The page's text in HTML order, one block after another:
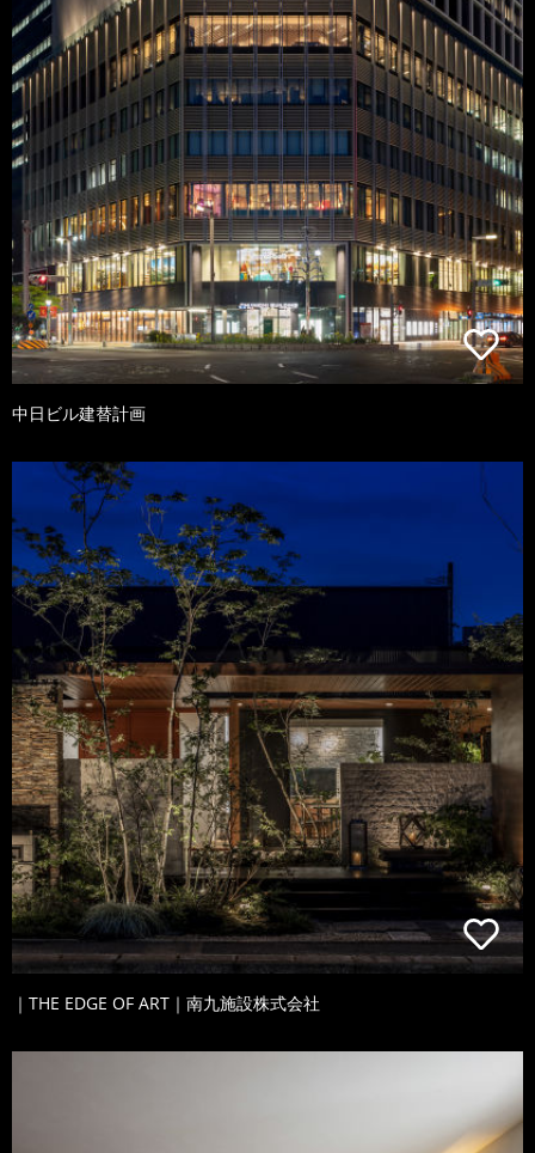
中日ビル建替計画
｜THE EDGE OF ART｜南九施設株式会社